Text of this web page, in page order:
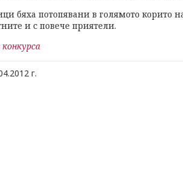
бяха потопявани в голямото корито
и с повече приятели.
г.